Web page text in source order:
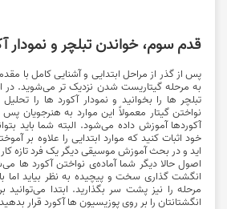
قدم سوم، خواندن تبلچر و نمودار
پس از گذر از مراحل ابتدایی و آشنایی کامل با
به مرحله گیتاریست شدن نزدیک تر می‌شوید. در
تبلچر ها را بخوانید و نمودار آکورد ها را
نواختن گیتار معمولاً این موارد به هنرجویان پس
آکوردها آموزش داده می‌شود. البته شما باید
خود اثبات کنید که موارد ابتدایی را علاوه بر
اید و در بحث آموزش موسیقی دیگر یک فرد تازه کار
اصول حالا دیگر شما آماده‌ی نواختن آکورد ها
انگشت گذاری سخت و پیچیده به نظر بیاید اما
مرحله را نیز پشت سر بگذارید. ابتدا می‌توانید
انگشتانتان را بر روی پوزیسیون ها آکورد قرار